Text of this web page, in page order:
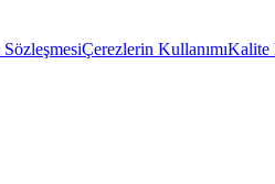
Çerezlerin KullanımıKalite